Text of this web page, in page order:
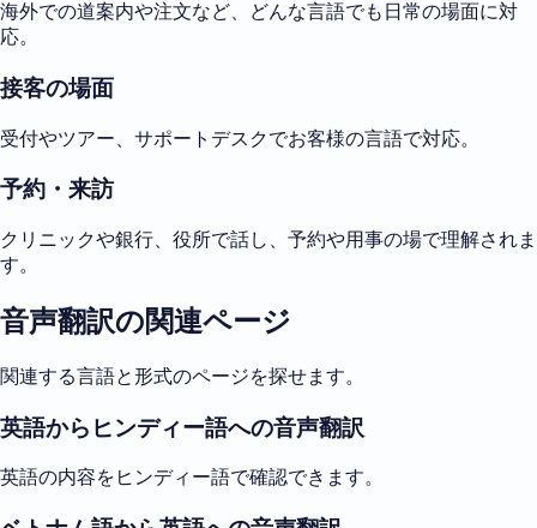
海外での道案内や注文など、どんな言語でも日常の場面に対
応。
接客の場面
受付やツアー、サポートデスクでお客様の言語で対応。
予約・来訪
クリニックや銀行、役所で話し、予約や用事の場で理解されま
す。
音声翻訳の関連ページ
関連する言語と形式のページを探せます。
英語からヒンディー語への音声翻訳
英語の内容をヒンディー語で確認できます。